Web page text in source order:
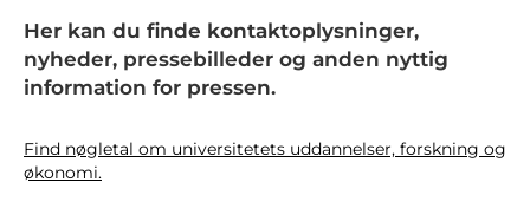
Her kan du finde kontaktoplysninger,
nyheder, pressebilleder og anden nyttig
information for pressen.
Find nøgletal om universitetets uddannelser, forskning og
økonomi.